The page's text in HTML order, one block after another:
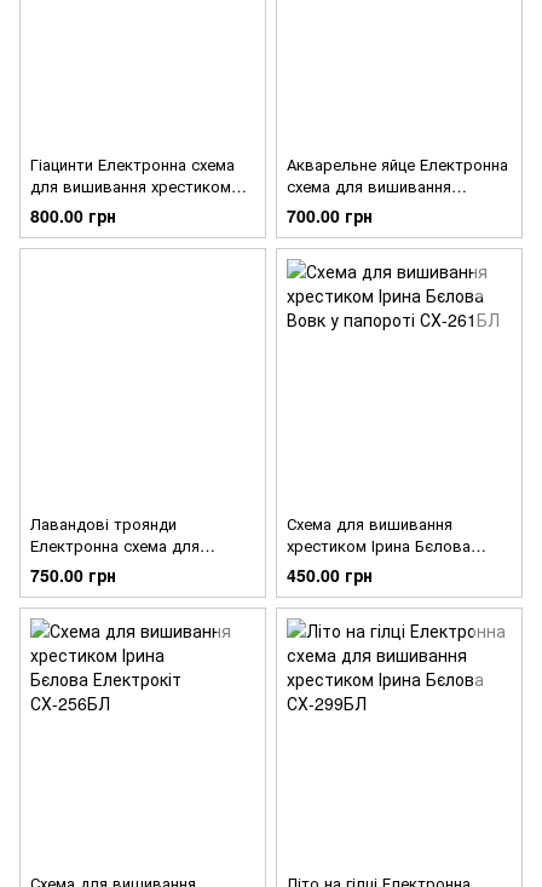
Гіацинти Електронна схема
для вишивання хрестиком
Ірина Бєлова СХ-315
800.00 грн
Акварельне яйце Електронна
схема для вишивання
хрестиком Ірина Бєлова
СХ-313
700.00 грн
Лавандові троянди
Електронна схема для
вишивання хрестиком Ірина
Бєлова СХ-312БЛ
750.00 грн
Схема для вишивання
хрестиком Ірина Бєлова
Вовк у папороті СХ-261БЛ
450.00 грн